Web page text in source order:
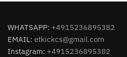
WHATSAPP: +4915236895382
EMAIL: etkickcs@gmail.com
Instagram: +4915236895382